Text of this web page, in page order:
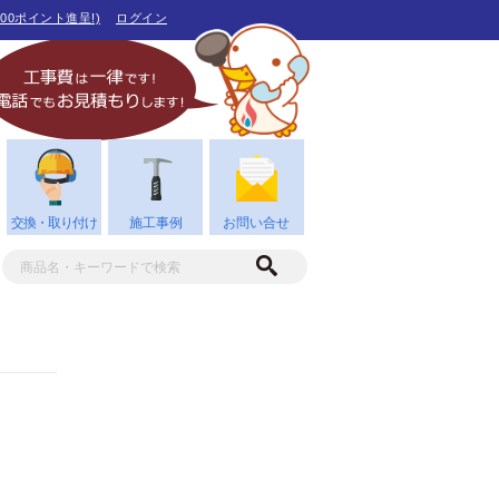
ポイント進呈!) ログイン
交換・取り付け 施工事例 お問い合せ